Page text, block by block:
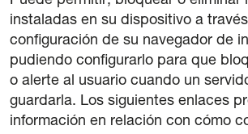
instaladas en su dispositivo a
configuración de su navegador de
pudiendo configurarlo para que
o alerte al usuario cuando un
guardarla. Los siguientes enlaces
información en relación con cómo